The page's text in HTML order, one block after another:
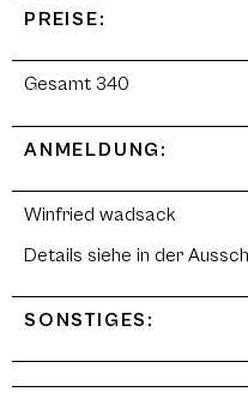
PREISE:
Gesamt 340
ANMELDUNG:
Winfried wadsack
Details siehe in der
SONSTIGES: